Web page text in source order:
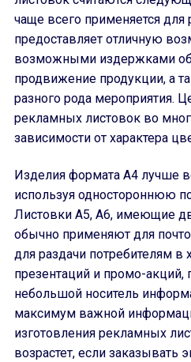
чаще всего применяется для
предоставляет отличную
возможными издержками
продвижение продукции, а
разного рода мероприятия.
рекламных листовок во
зависимости от характера
Изделия формата А4 лучше
используя одностороннюю
Листовки A5, A6, имеющие
обычно применяют для
для раздачи потребителям в
презентаций и промо-акций,
небольшой носитель
максимум важной
изготовления рекламных
возрастет, если